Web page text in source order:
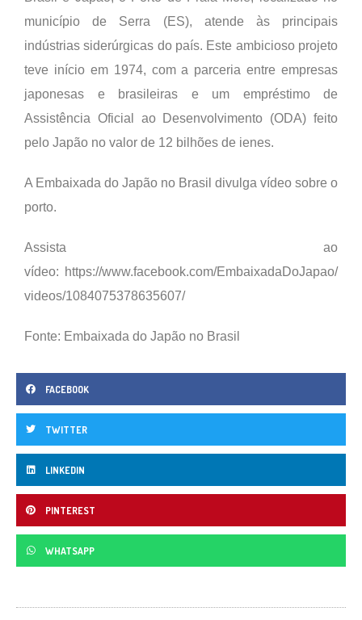
município de Serra (ES), atende às principais
indústrias siderúrgicas do país. Este ambicioso projeto
teve início em 1974, com a parceria entre empresas
japonesas e brasileiras e um empréstimo de
Assistência Oficial ao Desenvolvimento (ODA) feito
pelo Japão no valor de 12 bilhões de ienes.
A Embaixada do Japão no Brasil divulga vídeo sobre o
porto.
Assista ao
vídeo: https://www.facebook.com/EmbaixadaDoJapao/
videos/1084075378635607/
Fonte: Embaixada do Japão no Brasil
FACEBOOK
TWITTER
LINKEDIN
PINTEREST
WHATSAPP